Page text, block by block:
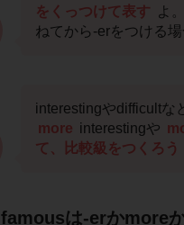
をくっつけて表す
よ
ねてから-erをつける
interestingやdifficultな
more interestingや
て、比較級をつくろう
famousは-erかmore